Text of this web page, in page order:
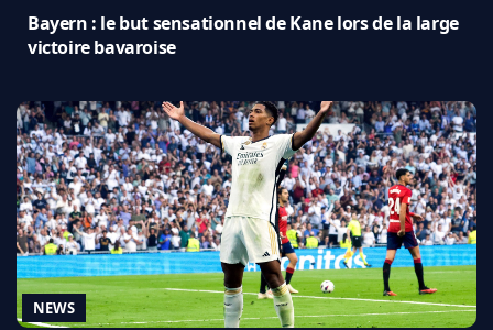
Bayern : le but sensationnel de Kane lors de la large
victoire bavaroise
NEWS